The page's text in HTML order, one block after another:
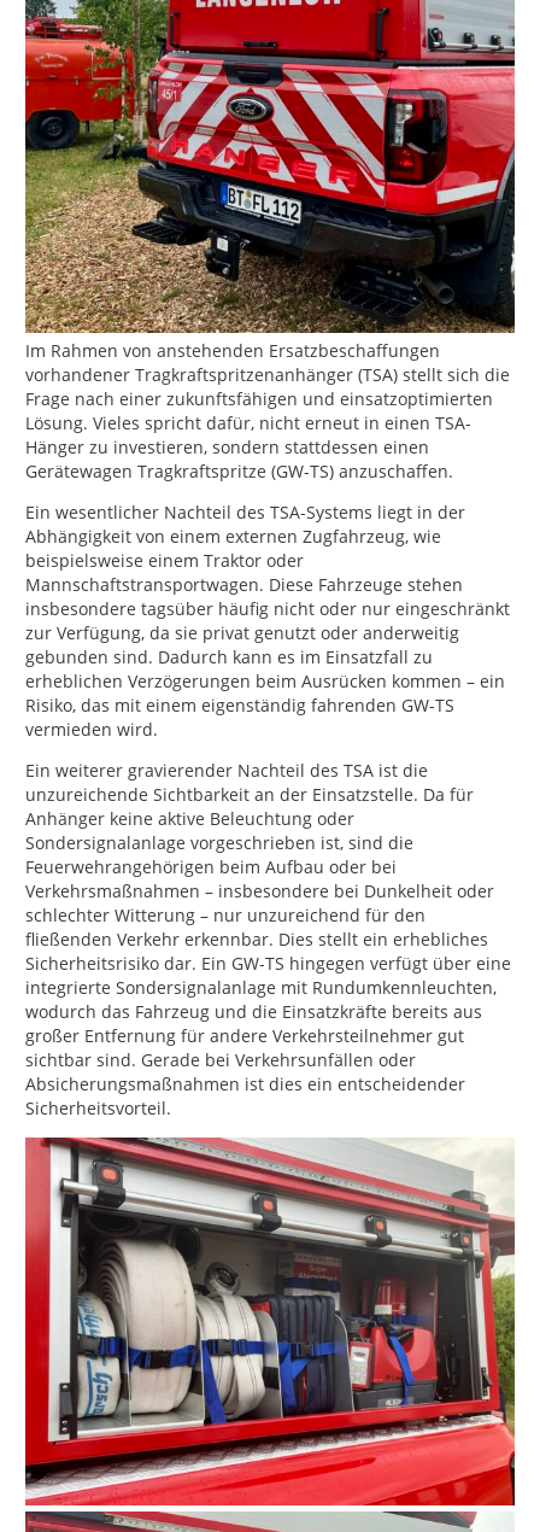
Im Rahmen von anstehenden Ersatzbeschaffungen
vorhandener Tragkraftspritzenanhänger (TSA) stellt sich die
Frage nach einer zukunftsfähigen und einsatzoptimierten
Lösung. Vieles spricht dafür, nicht erneut in einen TSA-
Hänger zu investieren, sondern stattdessen einen
Gerätewagen Tragkraftspritze (GW-TS) anzuschaffen.
Ein wesentlicher Nachteil des TSA-Systems liegt in der
Abhängigkeit von einem externen Zugfahrzeug, wie
beispielsweise einem Traktor oder
Mannschaftstransportwagen. Diese Fahrzeuge stehen
insbesondere tagsüber häufig nicht oder nur eingeschränkt
zur Verfügung, da sie privat genutzt oder anderweitig
gebunden sind. Dadurch kann es im Einsatzfall zu
erheblichen Verzögerungen beim Ausrücken kommen – ein
Risiko, das mit einem eigenständig fahrenden GW-TS
vermieden wird.
Ein weiterer gravierender Nachteil des TSA ist die
unzureichende Sichtbarkeit an der Einsatzstelle. Da für
Anhänger keine aktive Beleuchtung oder
Sondersignalanlage vorgeschrieben ist, sind die
Feuerwehrangehörigen beim Aufbau oder bei
Verkehrsmaßnahmen – insbesondere bei Dunkelheit oder
schlechter Witterung – nur unzureichend für den
fließenden Verkehr erkennbar. Dies stellt ein erhebliches
Sicherheitsrisiko dar. Ein GW-TS hingegen verfügt über eine
integrierte Sondersignalanlage mit Rundumkennleuchten,
wodurch das Fahrzeug und die Einsatzkräfte bereits aus
großer Entfernung für andere Verkehrsteilnehmer gut
sichtbar sind. Gerade bei Verkehrsunfällen oder
Absicherungsmaßnahmen ist dies ein entscheidender
Sicherheitsvorteil.